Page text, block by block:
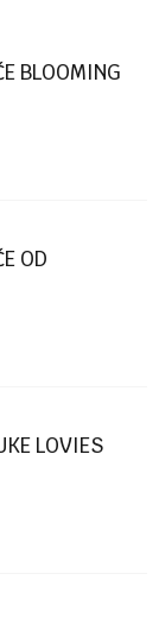
BLOOMING
OD
IT
LOVIES